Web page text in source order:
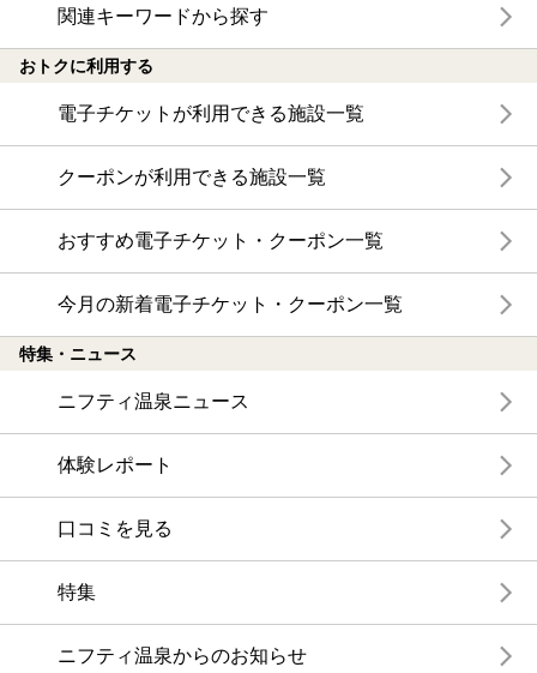
関連キーワードから探す
おトクに利用する
電子チケットが利用できる施設一覧
クーポンが利用できる施設一覧
おすすめ電子チケット・クーポン一覧
今月の新着電子チケット・クーポン一覧
特集・ニュース
ニフティ温泉ニュース
体験レポート
口コミを見る
特集
ニフティ温泉からのお知らせ